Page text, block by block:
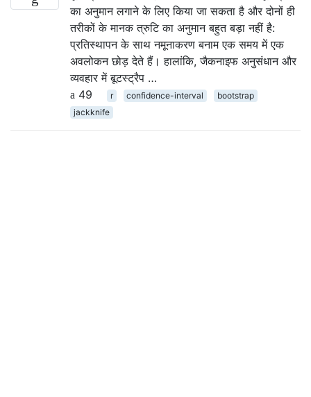
का अनुमान लगाने के लिए किया जा सकता है और दोनों ही
तरीकों के मानक त्रुटि का अनुमान बहुत बड़ा नहीं है:
प्रतिस्थापन के साथ नमूनाकरण बनाम एक समय में एक
अवलोकन छोड़ देते हैं। हालांकि, जैकनाइफ अनुसंधान और
व्यवहार में बूटस्ट्रैप …
49
r confidence-interval
bootstrap
jackknife